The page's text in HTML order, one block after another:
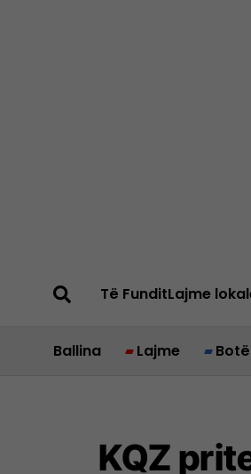
Të FunditLajme
Ballina Lajme Botë
KQZ